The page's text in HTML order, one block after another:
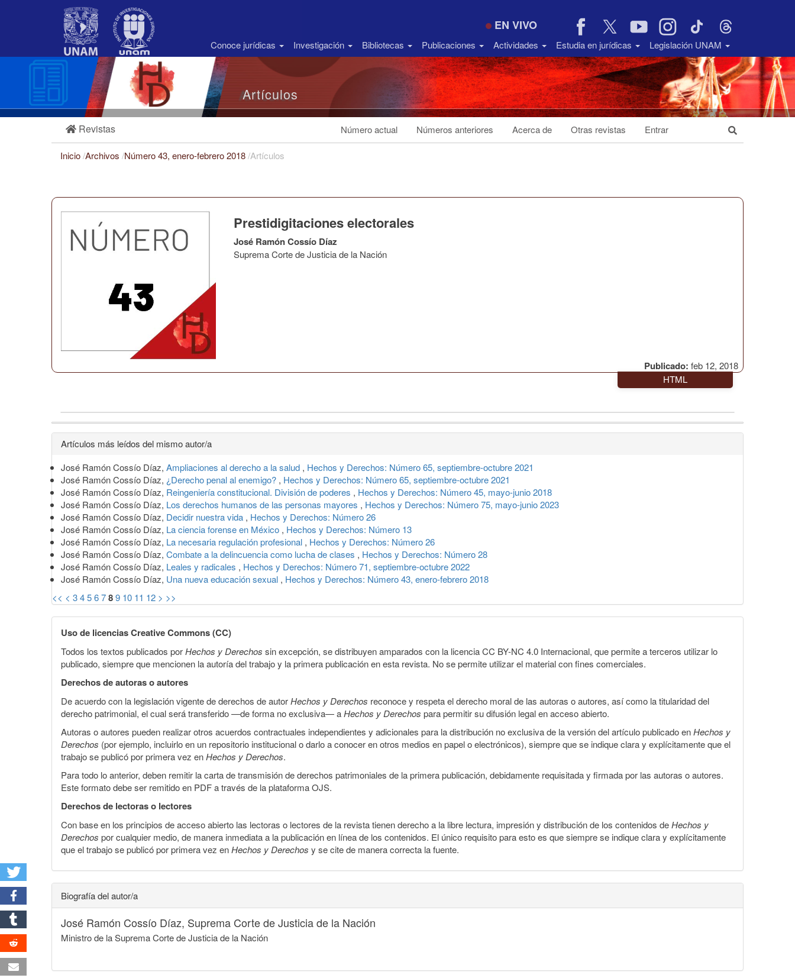
Barra
EN VIVO
Conoce jurídicas Investigación Bibliotecas Publicaciones Actividades Estudia en jurídicas Legislación UNAM
Artículos
Revistas Número actual Números anteriores Acerca de Otras revistas Entrar
Inicio/Archivos /Número 43, enero-febrero 2018/Artículos
Publicado: feb 12, 2018
Prestidigitaciones electorales
José Ramón Cossío Díaz
Suprema Corte de Justicia de la Nación
HTML
Detalles
del
artículo
Artículos más leídos del mismo autor/a
José Ramón Cossío Díaz, Ampliaciones al derecho a la salud , Hechos y Derechos: Número 65, septiembre-octubre 2021
José Ramón Cossío Díaz, ¿Derecho penal al enemigo? , Hechos y Derechos: Número 65, septiembre-octubre 2021
José Ramón Cossío Díaz, Reingeniería constitucional. División de poderes , Hechos y Derechos: Número 45, mayo-junio 2018
José Ramón Cossío Díaz, Los derechos humanos de las personas mayores , Hechos y Derechos: Número 75, mayo-junio 2023
José Ramón Cossío Díaz, Decidir nuestra vida , Hechos y Derechos: Número 26
José Ramón Cossío Díaz, La ciencia forense en México , Hechos y Derechos: Número 13
José Ramón Cossío Díaz, La necesaria regulación profesional , Hechos y Derechos: Número 26
José Ramón Cossío Díaz, Combate a la delincuencia como lucha de clases , Hechos y Derechos: Número 28
José Ramón Cossío Díaz, Leales y radicales , Hechos y Derechos: Número 71, septiembre-octubre 2022
José Ramón Cossío Díaz, Una nueva educación sexual , Hechos y Derechos: Número 43, enero-febrero 2018
<< < 3456789 10 11 12 > >>
Uso de licencias Creative Commons (CC)
Todos los textos publicados porHechos y Derechos sin excepción, se distribuyen amparados con la licencia CC BY-NC 4.0 Internacional, que permite a terceros utilizar lo
publicado, siempre que mencionen la autoría del trabajo y la primera publicación en esta revista. No se permite utilizar el material con fines comerciales.
Derechos de autoras o autores
De acuerdo con la legislación vigente de derechos de autorHechos y Derechos reconoce y respeta el derecho moral de las autoras o autores, así como la titularidad del
derecho patrimonial, el cual será transferido —de forma no exclusiva— aHechos y Derechos para permitir su difusión legal en acceso abierto.
Autoras o autores pueden realizar otros acuerdos contractuales independientes y adicionales para la distribución no exclusiva de la versión del artículo publicado enHechos y
Derechos (por ejemplo, incluirlo en un repositorio institucional o darlo a conocer en otros medios en papel o electrónicos), siempre que se indique clara y explícitamente que el
trabajo se publicó por primera vez enHechos y Derechos.
Para todo lo anterior, deben remitir la carta de transmisión de derechos patrimoniales de la primera publicación, debidamente requisitada y firmada por las autoras o autores.
Este formato debe ser remitido en PDF a través de la plataforma OJS.
Derechos de lectoras o lectores
Con base en los principios de acceso abierto las lectoras o lectores de la revista tienen derecho a la libre lectura, impresión y distribución de los contenidos deHechos y
Derechos por cualquier medio, de manera inmediata a la publicación en línea de los contenidos. El único requisito para esto es que siempre se indique clara y explícitamente
que el trabajo se publicó por primera vez enHechos y Derechos y se cite de manera correcta la fuente.
Biografía del autor/a
José Ramón Cossío Díaz, Suprema Corte de Justicia de la Nación
Ministro de la Suprema Corte de Justicia de la Nación